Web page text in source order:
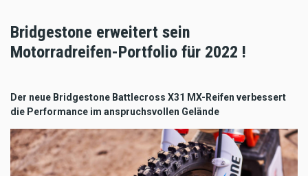
Bridgestone erweitert sein
Motorradreifen-Portfolio für 2022 !
Der neue Bridgestone Battlecross X31 MX-Reifen verbessert
die Performance im anspruchsvollen Gelände